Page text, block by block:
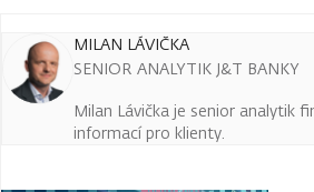
MILAN LÁVIČKA
SENIOR ANALYTIK J&T BANKY
Milan Lávička je senior analytik
informací pro klienty.